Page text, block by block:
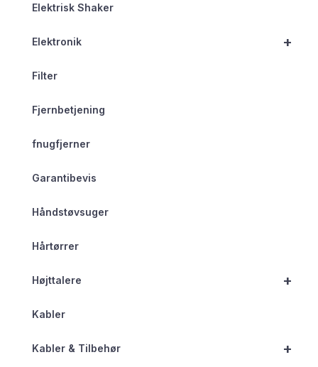
Elektrisk Shaker
+
Elektronik
Filter
Fjernbetjening
fnugfjerner
Garantibevis
Håndstøvsuger
Hårtørrer
+
Højttalere
Kabler
+
Kabler & Tilbehør